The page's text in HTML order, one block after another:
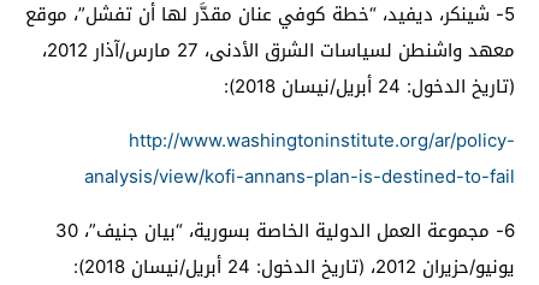
5- شينكر، ديفيد، “خطة كوفي عنان مقدَّر لها أن تفشل”، موقع
معهد واشنطن لسياسات الشرق الأدنى، 27 مارس/آذار 2012،
(تاريخ الدخول: 24 أبريل/نيسان 2018):
http://www.washingtoninstitute.org/ar/policy-
analysis/view/kofi-annans-plan-is-destined-to-fail
6-
مجموعة العمل الدولية الخاصة بسورية، “بيان جنيف”، 30
يونيو/حزيران 2012، (تاريخ الدخول: 24 أبريل/نيسان 2018):